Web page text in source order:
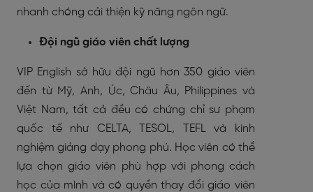
nhanh chóng cải thiện kỹ năng ngôn ngữ.
Đội ngũ giáo viên chất lượng
VIP English sở hữu đội ngũ hơn 350 giáo viên
đến từ Mỹ, Anh, Úc, Châu Âu, Philippines và
Việt Nam, tất cả đều có chứng chỉ sư phạm
quốc tế như CELTA, TESOL, TEFL và kinh
nghiệm giảng dạy phong phú. Học viên có thể
lựa chọn giáo viên phù hợp với phong cách
học của mình và có quyền thay đổi giáo viên